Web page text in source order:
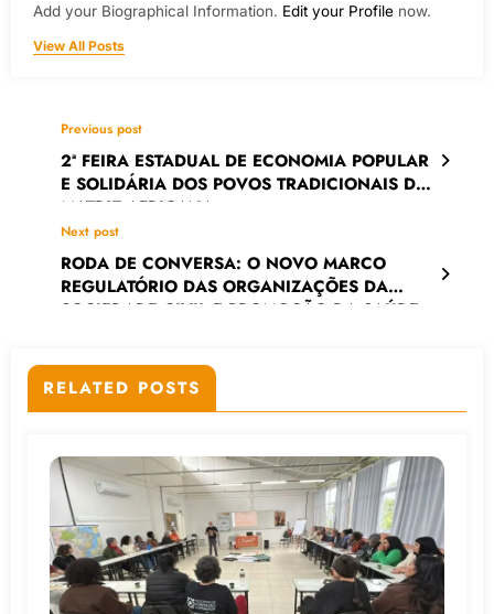
Add your Biographical Information. Edit your Profile now.
View All Posts
Previous post
2ª FEIRA ESTADUAL DE ECONOMIA POPULAR
E SOLIDÁRIA DOS POVOS TRADICIONAIS DE
MATRIZ AFRICANA
Next post
RODA DE CONVERSA: O NOVO MARCO
REGULATÓRIO DAS ORGANIZAÇÕES DA
SOCIEDADE CIVIL E PROMOÇÃO DA SAÚDE
RELATED POSTS